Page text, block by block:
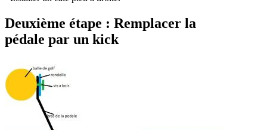
Deuxième étape : Remplacer la
pédale par un kick